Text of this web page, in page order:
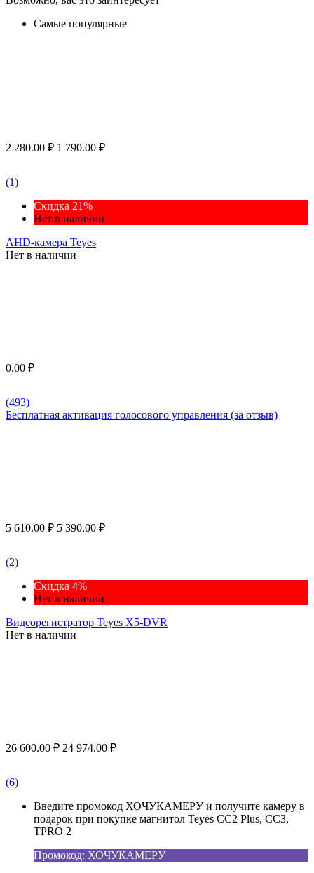
Самые популярные
2 280.00 ₽ 1 790.00 ₽
(1)
Скидка 21%
Нет в наличии
AHD-камера Teyes
Нет в наличии
0.00 ₽
(493)
Бесплатная активация голосового управления (за отзыв)
5 610.00 ₽ 5 390.00 ₽
(2)
Скидка 4%
Нет в наличии
Видеорегистратор Teyes X5-DVR
Нет в наличии
26 600.00 ₽ 24 974.00 ₽
(6)
Введите промокод ХОЧУКАМЕРУ и получите камеру в
подарок при покупке магнитол Teyes CC2 Plus, CC3,
TPRO 2
Промокод: ХОЧУКАМЕРУ